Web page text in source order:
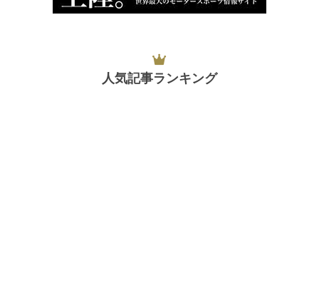
人気記事ランキング